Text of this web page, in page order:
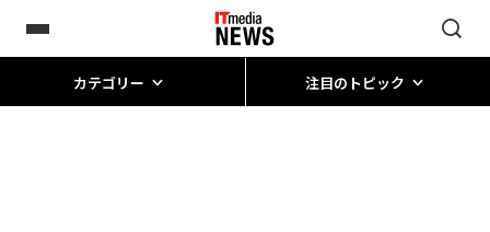
カテゴリー 注目のトピック